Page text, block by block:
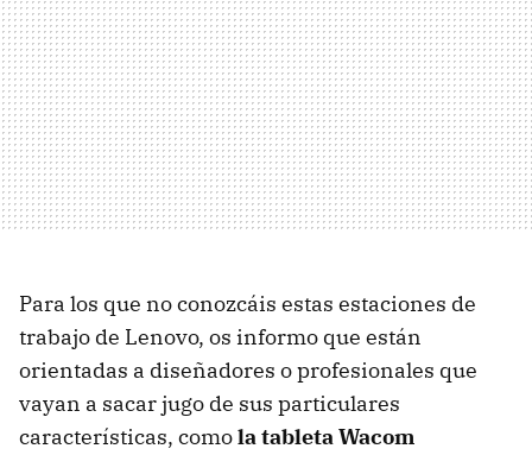
Para los que no conozcáis estas estaciones de
trabajo de Lenovo, os informo que están
orientadas a diseñadores o profesionales que
vayan a sacar jugo de sus particulares
características, comola tableta Wacom